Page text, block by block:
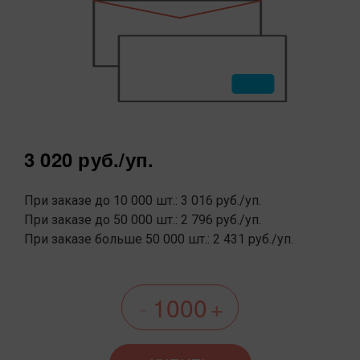
3 020 руб./уп.
При заказе до 10 000 шт.: 3 016 руб./уп.
При заказе до 50 000 шт.: 2 796 руб./уп.
При заказе больше 50 000 шт.: 2 431 руб./уп.